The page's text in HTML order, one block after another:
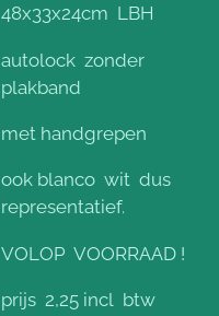
48x33x24cm LBH
autolock zonder
plakband
met handgrepen
ook blanco wit dus
representatief.
VOLOP VOORRAAD !
prijs 2,25 incl btw